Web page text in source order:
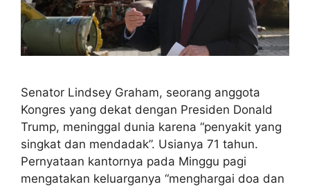
Senator Lindsey Graham, seorang anggota
Kongres yang dekat dengan Presiden Donald
Trump, meninggal dunia karena “penyakit yang
singkat dan mendadak”. Usianya 71 tahun.
Pernyataan kantornya pada Minggu pagi
mengatakan keluarganya “menghargai doa dan